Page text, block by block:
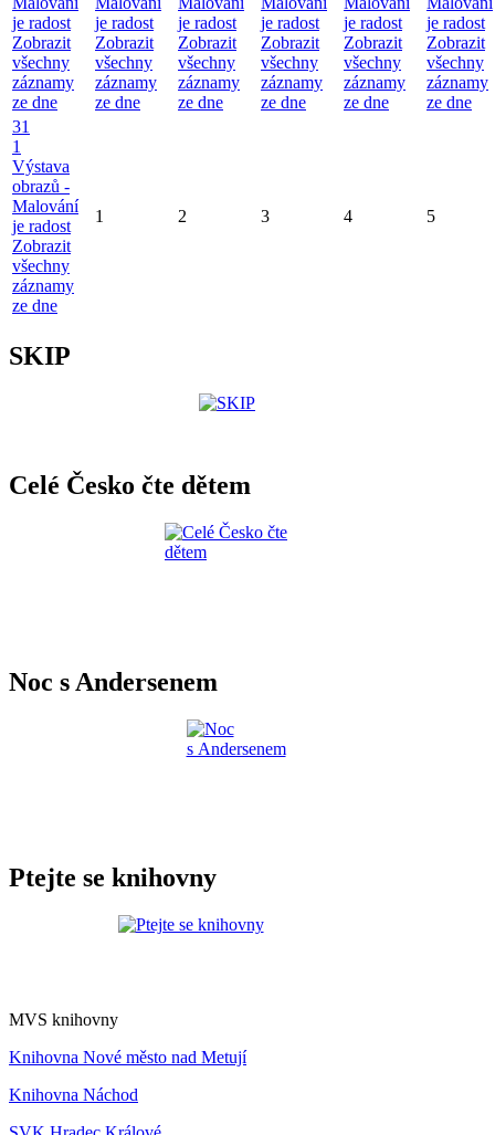
je radost
Zobrazit
všechny
záznamy
ze dne
je radost
Zobrazit
všechny
záznamy
ze dne
je radost
Zobrazit
všechny
záznamy
ze dne
je radost
Zobrazit
všechny
záznamy
ze dne
je radost
Zobrazit
všechny
záznamy
ze dne
je radost
Zobrazit
všechny
záznamy
ze dne
31
1
Výstava
obrazů -
Malování
je radost
Zobrazit
všechny
záznamy
ze dne
1 2 3 4 5
SKIP
Celé Česko čte dětem
Noc s Andersenem
Ptejte se knihovny
MVS knihovny
Knihovna Nové město nad Metují
Knihovna Náchod